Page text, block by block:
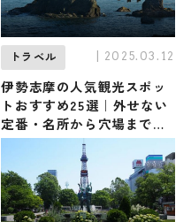
トラベル | 2025.03.12
伊勢志摩の人気観光スポッ
トおすすめ25選｜外せない
定番・名所から穴場まで見
どころ満載の観光地を紹介